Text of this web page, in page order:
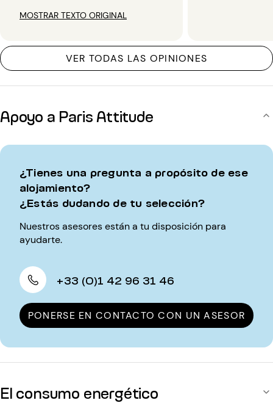
MOSTRAR TEXTO ORIGINAL
VER TODAS LAS OPINIONES
Apoyo a Paris Attitude
¿Tienes una pregunta a propósito de ese
alojamiento?
¿Estás dudando de tu selección?
Nuestros asesores están a tu disposición para
ayudarte.
+33 (0)1 42 96 31 46
PONERSE EN CONTACTO CON UN ASESOR
El consumo energético